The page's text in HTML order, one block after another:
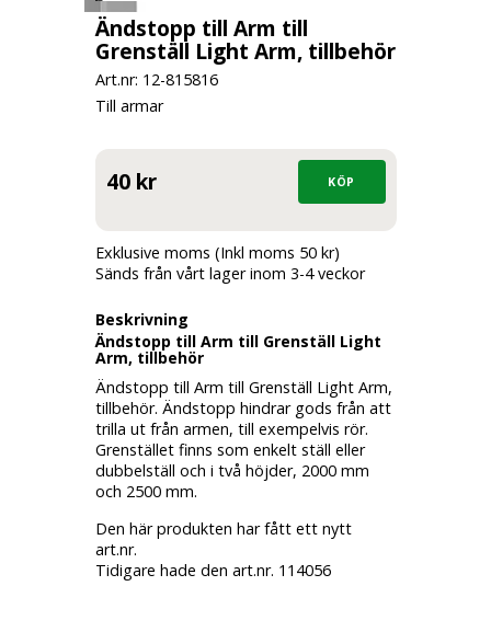
Ändstopp till Arm till
Grenställ Light Arm, tillbehör
Art.nr: 12-815816
Till armar
40 kr
Exklusive moms (Inkl moms 50 kr)
Sänds från vårt lager inom 3-4 veckor
Beskrivning
Ändstopp till Arm till Grenställ Light
Arm, tillbehör
Ändstopp till Arm till Grenställ Light Arm,
tillbehör. Ändstopp hindrar gods från att
trilla ut från armen, till exempelvis rör.
Grenstället finns som enkelt ställ eller
dubbelställ och i två höjder, 2000 mm
och 2500 mm.
Den här produkten har fått ett nytt
art.nr.
Tidigare hade den art.nr. 114056